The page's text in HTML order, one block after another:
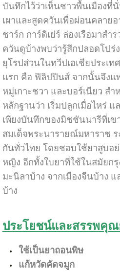
บันทึกไว้ว่าเห็นชาวพื้นเมือง
เผาและสูดควันเพื่อผ่อนคลาย
ชาร์ก การ์ดิเย่ร์ ล่องเรือมาสำ
ควันดูบ้างพบว่ารู้สึกปลอดโปร่
ยุโรปส่วนในทวีปเอเชียประเ
แรก คือ ฟิลิปปินส์ จากนั้นจึงแ
หมู่เกาะชวา และบอร์เนียว ส
หลักฐานว่า เริ่มปลูกเมื่อไหร่ แ
เพียงบันทึกของมิชชันนารีที่เข
สมเด็จพระนารายณ์มหาราช
กันทั่วไทย โดยชอบใช้ยาสูบอ
หญิง อีกทั้งใบยาที่ใช้ในสมัยก
มะนิลาบ้าง จากเมืองจีนบ้าง
บ้าง
ประโยชน์และสรรพคุ
ใช้เป็นยาถอนพิษ
แก้หวัดคัดจมูก